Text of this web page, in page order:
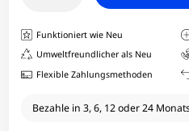
Funktioniert wie Neu
Umweltfreundlicher als Neu
Flexible Zahlungsmethoden
Bezahle in 3, 6, 12 oder 24